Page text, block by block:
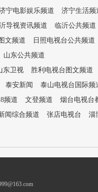
宁电影娱乐频道 济宁生活频
导视资讯频道 临沂公共频道
文频道 日照电视台公共频道
山东公共频道
东卫视 胜利电视台图文频道
泰安新闻
泰山电视台国际频
频道 文登频道
烟台电视台
闻综合频道 张店电视台
淄